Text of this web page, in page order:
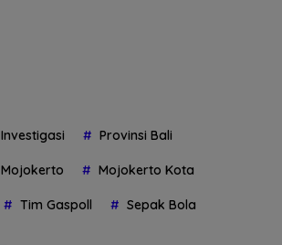
Investigasi Provinsi Bali
Mojokerto Mojokerto Kota
Tim Gaspoll Sepak Bola